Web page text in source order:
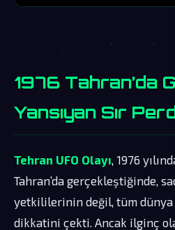
1976 Tahran’da
Yansıyan Sır
Tehran UFO Olayı , 1976
Tahran’da gerçekleştiğinde,
yetkililerinin değil, tüm
dikkatini çekti. Ancak ilginç